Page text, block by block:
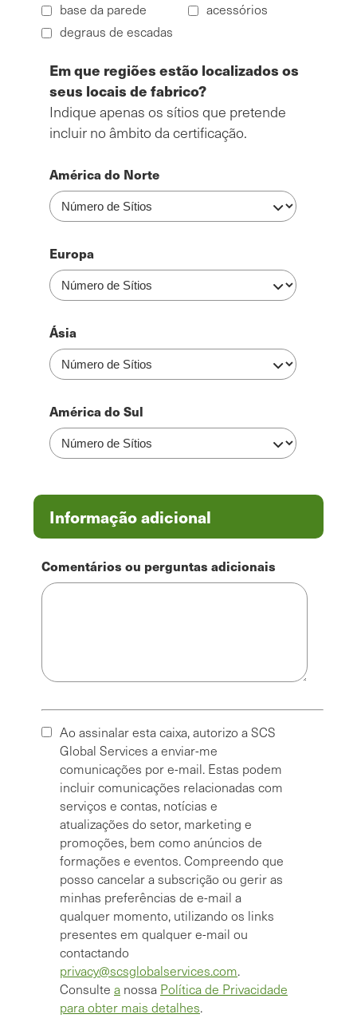
base da parede
degraus de escadas
acessórios
Regiões
Em que regiões estão localizados os
seus locais de fabrico?
Indique apenas os sítios que pretende
incluir no âmbito da certificação.
América do Norte
Europa
Ásia
América do Sul
Informação adicional
Comentários ou perguntas adicionais
Ao assinalar esta caixa, autorizo a SCS
Global Services a enviar-me
comunicações por e-mail. Estas podem
incluir comunicações relacionadas com
serviços e contas, notícias e
atualizações do setor, marketing e
promoções, bem como anúncios de
formações e eventos. Compreendo que
posso cancelar a subscrição ou gerir as
minhas preferências de e-mail a
qualquer momento, utilizando os links
presentes em qualquer e-mail ou
contactando
privacy@scsglobalservices.com.
Consulte a nossa Política de Privacidade
para obter mais detalhes.